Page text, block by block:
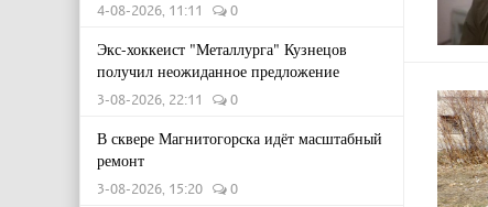
4-08-2026, 11:11 0
Экс-хоккеист "Металлурга" Кузнецов
получил неожиданное предложение
3-08-2026, 22:11 0
В сквере Магнитогорска идёт масштабный
ремонт
3-08-2026, 15:20 0